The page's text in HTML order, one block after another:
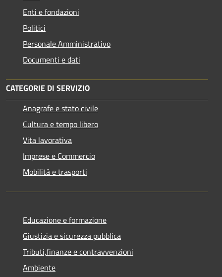
Enti e fondazioni
Politici
Personale Amministrativo
Documenti e dati
CATEGORIE DI SERVIZIO
Anagrafe e stato civile
Cultura e tempo libero
Vita lavorativa
Imprese e Commercio
Mobilità e trasporti
Educazione e formazione
Giustizia e sicurezza pubblica
Tributi,finanze e contravvenzioni
Ambiente